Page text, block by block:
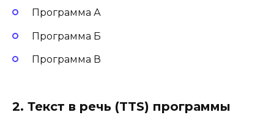
Программа А
Программа Б
Программа В
2. Текст в речь (TTS) программы